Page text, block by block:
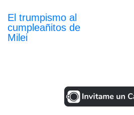
El trumpismo al
cumpleañitos de
Milei